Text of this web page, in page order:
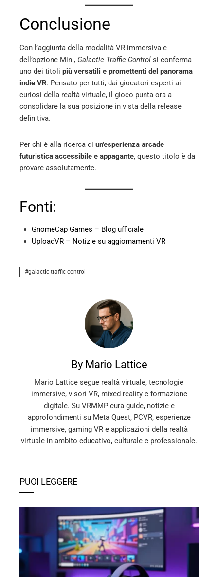
Conclusione
Con l’aggiunta della modalità VR immersiva e
dell’opzione Mini, Galactic Traffic Control si conferma
uno dei titoli più versatili e promettenti del panorama
indie VR. Pensato per tutti, dai giocatori esperti ai
curiosi della realtà virtuale, il gioco punta ora a
consolidare la sua posizione in vista della release
definitiva.
Per chi è alla ricerca di un’esperienza arcade
futuristica accessibile e appagante, questo titolo è da
provare assolutamente.
Fonti:
GnomeCap Games – Blog ufficiale
UploadVR – Notizie su aggiornamenti VR
galactic traffic control
By Mario Lattice
Mario Lattice segue realtà virtuale, tecnologie
immersive, visori VR, mixed reality e formazione
digitale. Su VRMMP cura guide, notizie e
approfondimenti su Meta Quest, PCVR, esperienze
immersive, gaming VR e applicazioni della realtà
virtuale in ambito educativo, culturale e professionale.
PUOI LEGGERE